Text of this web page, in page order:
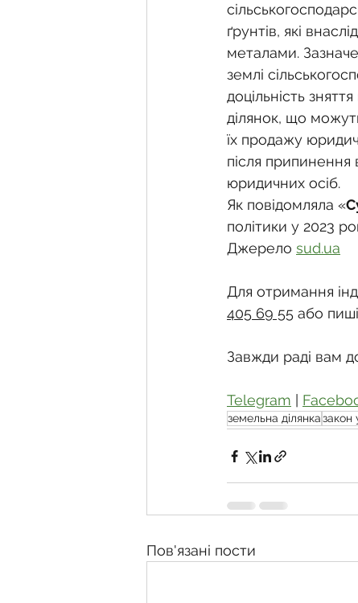
ґрунтів, які
металами.
землі
доцільність
ділянок, що
їх продажу
після припинення
юридичних осіб.
Як повідомляла «
політики у 2023
Джерело sud.ua
Для отримання
405 69 55 або
Завжди раді вам
Telegram
земельна ділянказакон
Пов'язані пости